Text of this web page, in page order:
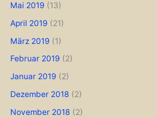
Mai 2019 (13)
April 2019 (21)
März 2019 (1)
Februar 2019 (2)
Januar 2019 (2)
Dezember 2018 (2)
November 2018 (2)